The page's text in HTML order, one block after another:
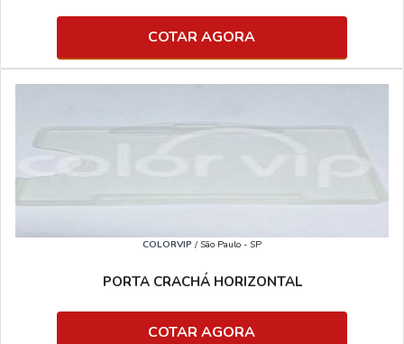
COTAR AGORA
COLORVIP / São Paulo - SP
PORTA CRACHÁ HORIZONTAL
COTAR AGORA